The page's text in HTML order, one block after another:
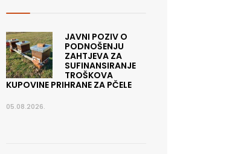
JAVNI POZIV O
PODNOŠENJU
ZAHTJEVA ZA
SUFINANSIRANJE
TROŠKOVA
KUPOVINE PRIHRANE ZA PČELE
05.08.2026.